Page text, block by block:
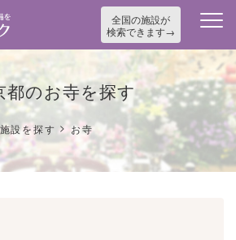
全国の施設が
検索できます
都のお寺を探す
設を探す > お寺